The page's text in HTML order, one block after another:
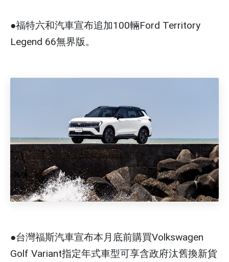
●福特六和汽車宣布追加100輛Ford Territory
Legend 66無界版。
●台灣福斯汽車宣布本月底前購買Volkswagen
Golf Variant指定年式車型可享含政府汰舊換新貨